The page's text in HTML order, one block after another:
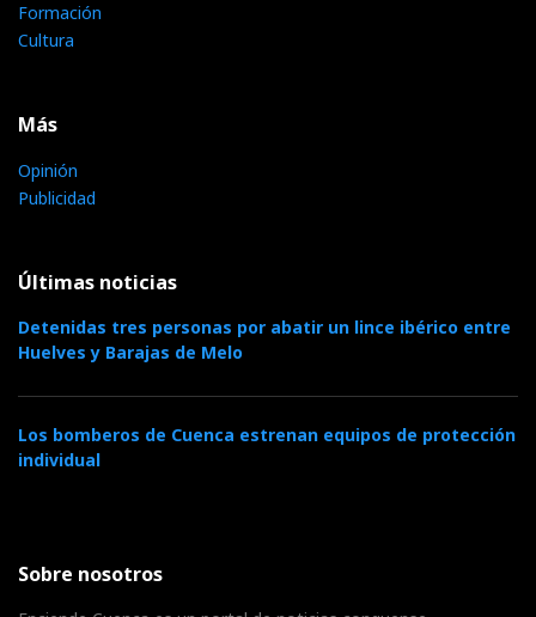
Formación
Cultura
Más
Opinión
Publicidad
Últimas noticias
Detenidas tres personas por abatir un lince ibérico entre
Huelves y Barajas de Melo
Los bomberos de Cuenca estrenan equipos de protección
individual
Sobre nosotros